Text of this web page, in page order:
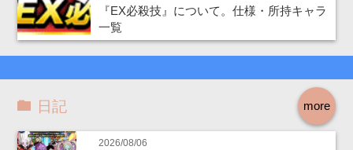
『EX必殺技』について。仕様・所持キャラ
一覧
more
日記
2026/08/06